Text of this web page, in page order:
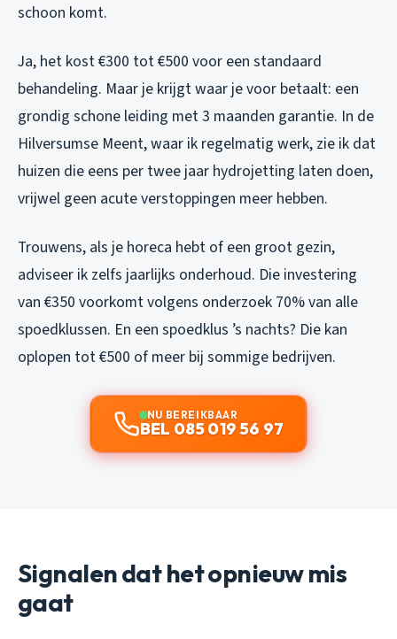
schoon komt.
Ja, het kost €300 tot €500 voor een standaard
behandeling. Maar je krijgt waar je voor betaalt: een
grondig schone leiding met 3 maanden garantie. In de
Hilversumse Meent, waar ik regelmatig werk, zie ik dat
huizen die eens per twee jaar hydrojetting laten doen,
vrijwel geen acute verstoppingen meer hebben.
Trouwens, als je horeca hebt of een groot gezin,
adviseer ik zelfs jaarlijks onderhoud. Die investering
van €350 voorkomt volgens onderzoek 70% van alle
spoedklussen. En een spoedklus ’s nachts? Die kan
oplopen tot €500 of meer bij sommige bedrijven.
NU BEREIKBAAR
BEL 085 019 56 97
Signalen dat het opnieuw mis
gaat